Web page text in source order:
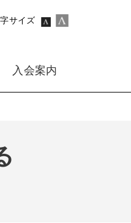
サイズ
入会案内